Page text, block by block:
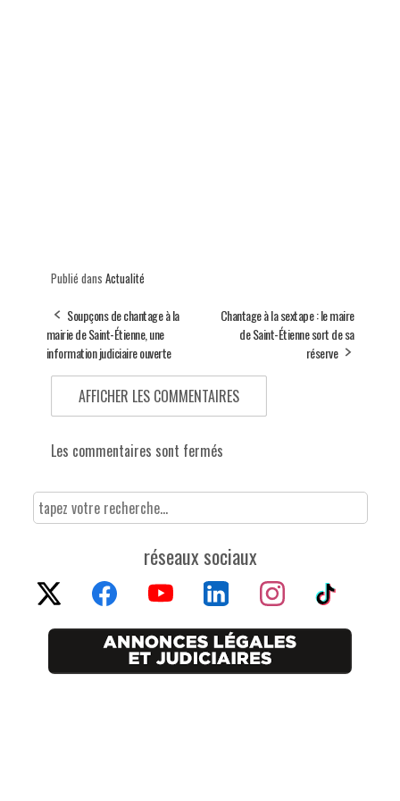
Publié dans Actualité
Soupçons de chantage à la
mairie de Saint-Étienne, une
information judiciaire ouverte
Chantage à la sextape : le maire
de Saint-Étienne sort de sa
réserve
AFFICHER LES COMMENTAIRES
Les commentaires sont fermés
réseaux sociaux